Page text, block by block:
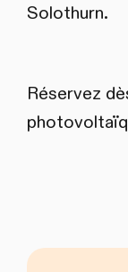
Solothurn.
Réservez